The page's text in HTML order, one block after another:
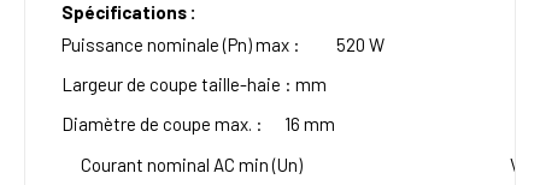
Spécifications :
Puissance nominale (Pn) max :
520 W
Largeur de coupe taille-haie : mm
Diamètre de coupe max. :
16 mm
Courant nominal AC min (Un)
V